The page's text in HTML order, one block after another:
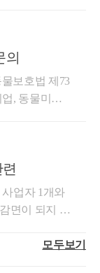
세자는 세금
가능하며,
하면 내년에
학원강사/온
업활동을
을 병행하는
지만
서 관리하는
로부터 확인
창작 코드를
의
보호법 제73
질문자뿐게
는 것이 아
른 영업등록
장능력이 부
업자 1개와
면이 되지 않
로 보입니다.
모두보기